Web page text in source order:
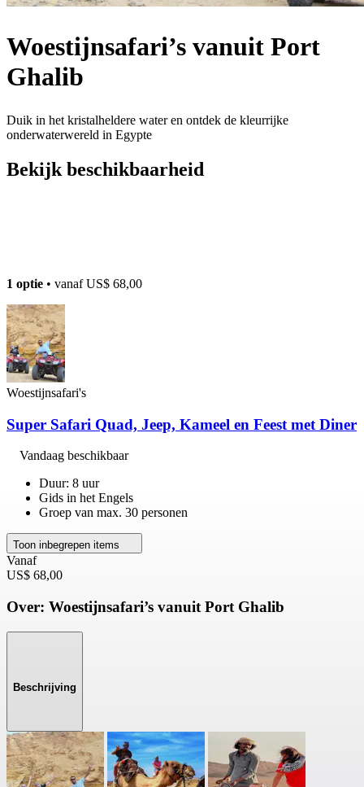
Woestijnsafari’s vanuit Port
Ghalib
Duik in het kristalheldere water en ontdek de kleurrijke
onderwaterwereld in Egypte
Bekijk beschikbaarheid
1 optie • vanafUS$ 68,00
Woestijnsafari's
Super Safari Quad, Jeep, Kameel en Feest met Diner
Vandaag beschikbaar
Duur: 8 uur
Gids in het Engels
Groep van max. 30 personen
Toon inbegrepen items
Vanaf
US$ 68,00
Over: Woestijnsafari’s vanuit Port Ghalib
Beschrijving